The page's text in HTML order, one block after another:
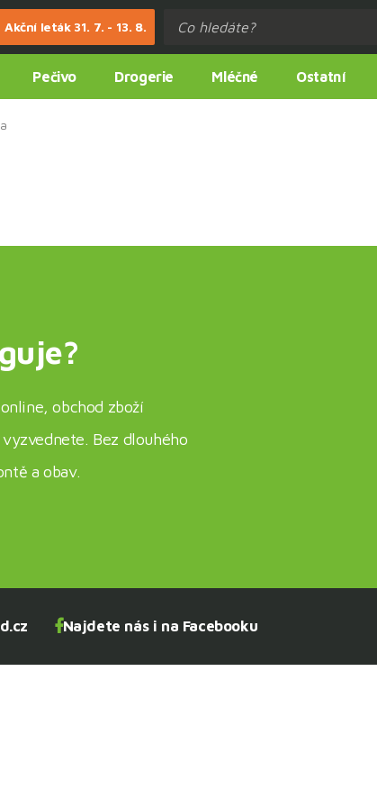
Akční leták 31. 7. - 13. 8.
Pečivo Drogerie Mléčné Ostatní
obchod zboží
Bez dlouhého
a obav.
Najdete nás i na Facebooku